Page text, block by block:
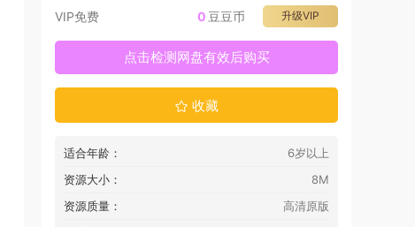
VIP免费 升级VIP
0 豆豆币
点击检测网盘有效后购买
收藏
适合年龄：
6岁以上
资源大小：
8M
资源质量：
高清原版